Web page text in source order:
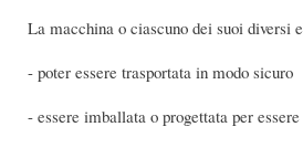
La macchina o ciascuno dei suoi diversi
- poter essere trasportata in modo sicuro
- essere imballata o progettata per